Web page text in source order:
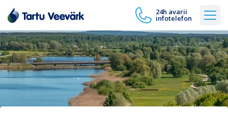
24h avarii
infotelefon